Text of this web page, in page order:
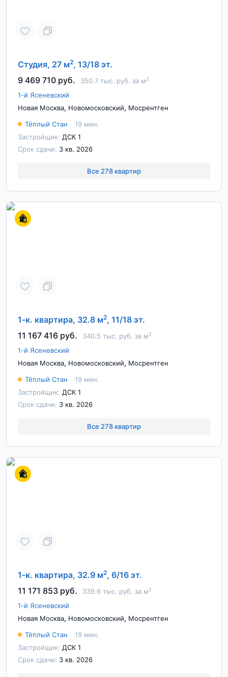
Студия, 27 м2, 13/18 эт.
9 469 710 руб.
350.7 тыс. руб. за м2
1-й Ясеневский
Новая Москва, Новомосковский, Мосрентген
Тёплый Стан
19 мин.
Застройщик: ДСК 1
Срок сдачи: 3 кв. 2026
Все 278 квартир
1-к. квартира, 32.8 м2, 11/18 эт.
11 167 416 руб.
340.5 тыс. руб. за м2
1-й Ясеневский
Новая Москва, Новомосковский, Мосрентген
Тёплый Стан
19 мин.
Застройщик: ДСК 1
Срок сдачи: 3 кв. 2026
Все 278 квартир
1-к. квартира, 32.9 м2, 6/16 эт.
11 171 853 руб.
339.6 тыс. руб. за м2
1-й Ясеневский
Новая Москва, Новомосковский, Мосрентген
Тёплый Стан
19 мин.
Застройщик: ДСК 1
Срок сдачи: 3 кв. 2026